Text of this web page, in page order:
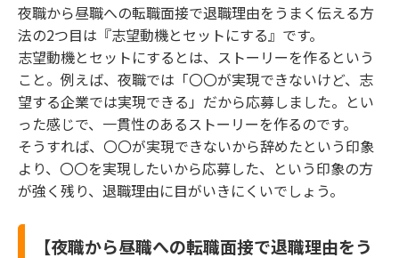
夜職から昼職への転職面接で退職理由をうまく伝える方
法の2つ目は『志望動機とセットにする』です。
志望動機とセットにするとは、ストーリーを作るという
こと。例えば、夜職では「〇〇が実現できないけど、志
望する企業では実現できる」だから応募しました。とい
った感じで、一貫性のあるストーリーを作るのです。
そうすれば、〇〇が実現できないから辞めたという印象
より、〇〇を実現したいから応募した、という印象の方
が強く残り、退職理由に目がいきにくいでしょう。
【夜職から昼職への転職面接で退職理由をう